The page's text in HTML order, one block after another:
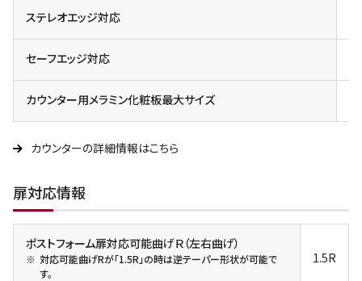
ステレオエッジ対応
セーフエッジ対応
カウンター用メラミン化粧板最大サイズ
カウンターの詳細情報はこちら
扉対応情報
ポストフォーム扉対応可能曲げＲ（左右曲げ）
対応可能曲げRが「1.5R」の時は逆テーパー形状が可能で
す。
1.5R